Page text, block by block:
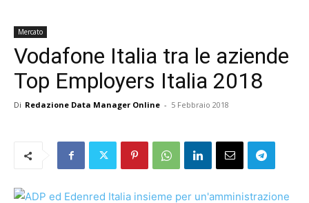
Mercato
Vodafone Italia tra le aziende
Top Employers Italia 2018
Di Redazione Data Manager Online - 5 Febbraio 2018